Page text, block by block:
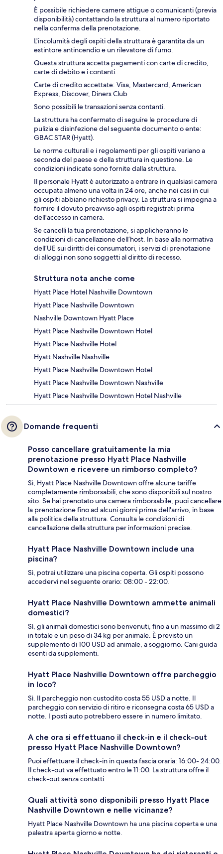
È possibile richiedere camere attigue o comunicanti (previa
disponibilità) contattando la struttura al numero riportato
nella conferma della prenotazione.
L'incolumità degli ospiti della struttura è garantita da un
estintore antincendio e un rilevatore di fumo.
Questa struttura accetta pagamenti con carte di credito,
carte di debito e i contanti.
Carte di credito accettate: Visa, Mastercard, American
Express, Discover, Diners Club
Sono possibili le transazioni senza contanti.
La struttura ha confermato di seguire le procedure di
pulizia e disinfezione del seguente documento o ente:
GBAC STAR (Hyatt).
Le norme culturali e i regolamenti per gli ospiti variano a
seconda del paese e della struttura in questione. Le
condizioni indicate sono fornite dalla struttura.
Il personale Hyatt è autorizzato a entrare in qualsiasi camera
occupata almeno una volta in 24 ore, anche nei casi in cui
gli ospiti abbiano richiesto privacy. La struttura si impegna a
fornire il dovuto preavviso agli ospiti registrati prima
dell'accesso in camera.
Se cancelli la tua prenotazione, si applicheranno le
condizioni di cancellazione dell’host. In base alla normativa
dell’UE sui diritti dei consumatori, i servizi di prenotazione
di alloggi non sono soggetti al diritto di recesso.
Struttura nota anche come
Hyatt Place Hotel Nashville Downtown
Hyatt Place Nashville Downtown
Nashville Downtown Hyatt Place
Hyatt Place Nashville Downtown Hotel
Hyatt Place Nashville Hotel
Hyatt Nashville Nashville
Hyatt Place Nashville Downtown Hotel
Hyatt Place Nashville Downtown Nashville
Hyatt Place Nashville Downtown Hotel Nashville
Domande frequenti
Posso cancellare gratuitamente la mia
prenotazione presso Hyatt Place Nashville
Downtown e ricevere un rimborso completo?
Sì, Hyatt Place Nashville Downtown offre alcune tariffe
completamente rimborsabili, che sono disponibili sul nostro
sito. Se hai prenotato una camera rimborsabile, puoi cancellare
la prenotazione fino ad alcuni giorni prima dell'arrivo, in base
alla politica della struttura. Consulta le condizioni di
cancellazione della struttura per informazioni precise.
Hyatt Place Nashville Downtown include una
piscina?
Sì, potrai utilizzare una piscina coperta. Gli ospiti possono
accedervi nel seguente orario: 08:00 - 22:00.
Hyatt Place Nashville Downtown ammette animali
domestici?
Sì, gli animali domestici sono benvenuti, fino a un massimo di 2
in totale e un peso di 34 kg per animale. È previsto un
supplemento di 100 USD ad animale, a soggiorno. Cani guida
esenti da supplementi.
Hyatt Place Nashville Downtown offre parcheggio
in loco?
Sì. Il parcheggio non custodito costa 55 USD a notte. Il
parcheggio con servizio di ritiro e riconsegna costa 65 USD a
notte. I posti auto potrebbero essere in numero limitato.
A che ora si effettuano il check-in e il check-out
presso Hyatt Place Nashville Downtown?
Puoi effettuare il check-in in questa fascia oraria: 16:00- 24:00.
Il check-out va effettuato entro le 11:00. La struttura offre il
check-out senza contatti.
Quali attività sono disponibili presso Hyatt Place
Nashville Downtown e nelle vicinanze?
Hyatt Place Nashville Downtown ha una piscina coperta e una
palestra aperta giorno e notte.